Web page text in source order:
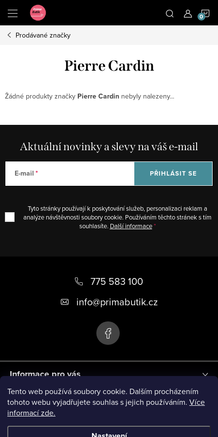
Tento web používá soubory cookie. Dalším procházením
tohoto webu vyjadřujete souhlas s jejich používáním. Více
informací zde.
obsah
Prodávané značky
Pierre Cardin
Žádné produkty značky Pierre Cardin nebyly nalezeny...
Aktuální novinky a slevy na váš e-mail
E-mail
Tyto stránky používají k poskytování služeb, personalizaci reklam a
analýze návštěvnosti soubory cookie. Používáním těchto stránek s tím
souhlasíte. Další informace
PŘIHLÁSIT SE
775 583 100
info@primabutik.cz
Informace pro vás
Blog
Novinky